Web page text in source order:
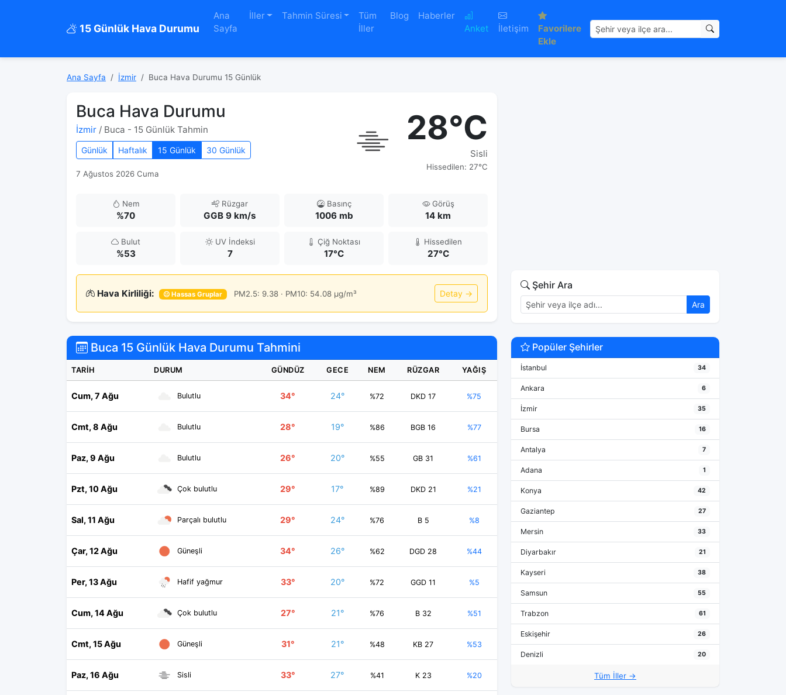
15 Günlük Hava Durumu
Ana
Sayfa
İller Tahmin Süresi
Tüm
İller
Blog
Haberler
Anket
İletişim
Favorilere
Ekle
Ana Sayfa İzmir Buca Hava Durumu 15 Günlük
Buca Hava Durumu
İzmir / Buca - 15 Günlük Tahmin
Günlük Haftalık 15 Günlük 30 Günlük
7 Ağustos 2026 Cuma
28°C
Sisli
Hissedilen: 27°C
Nem
%70
Rüzgar
GGB 9 km/s
Basınç
1006 mb
Görüş
14 km
Bulut
%53
UV İndeksi
7
Çiğ Noktası
17°C
Hissedilen
27°C
Hava Kirliliği: 😐 Hassas Gruplar PM2.5: 9.38 · PM10: 54.08 μg/m³ Detay →
Buca 15 Günlük Hava Durumu Tahmini
TARIH DURUM GÜNDÜZ GECE NEM RÜZGAR YAĞIŞ
Cum, 7 Ağu Bulutlu 34° 24° %72 DKD 17 %75
Cmt, 8 Ağu Bulutlu 28° 19° %86 BGB 16 %77
Paz, 9 Ağu Bulutlu 26° 20° %55 GB 31 %61
Pzt, 10 Ağu Çok bulutlu 29° 17° %89 DKD 21 %21
Sal, 11 Ağu Parçalı bulutlu 29° 24° %76 B 5 %8
Çar, 12 Ağu Güneşli 34° 26° %62 DGD 28 %44
Per, 13 Ağu Hafif yağmur 33° 20° %72 GGD 11 %5
Cum, 14 Ağu Çok bulutlu 27° 21° %76 B 32 %51
Cmt, 15 Ağu Güneşli 31° 21° %48 KB 27 %53
Paz, 16 Ağu Sisli 33° 27° %41 K 23 %20
Şehir Ara
Ara
Popüler Şehirler
İstanbul 34
Ankara 6
İzmir 35
Bursa 16
Antalya 7
Adana 1
Konya 42
Gaziantep 27
Mersin 33
Diyarbakır 21
Kayseri 38
Samsun 55
Trabzon 61
Eskişehir 26
Denizli 20
Tüm İller →